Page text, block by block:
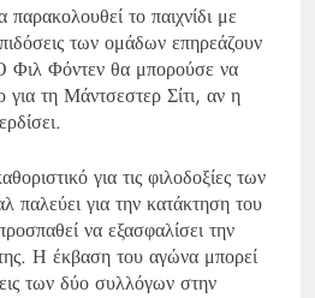
το παιχνίδι με
των ομάδων επηρεάζουν
Φιλ Φόντεν θα μπορούσε να
για τη Μάντσεστερ Σίτι, αν η
για τις φιλοδοξίες των
για την κατάκτηση του
να εξασφαλίσει την
Η έκβαση του αγώνα μπορεί
των δύο συλλόγων στην